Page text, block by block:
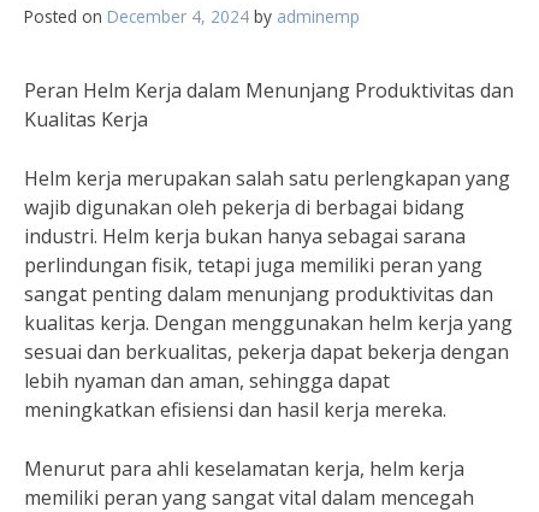
Posted on December 4, 2024 by adminemp
Peran Helm Kerja dalam Menunjang Produktivitas dan
Kualitas Kerja
Helm kerja merupakan salah satu perlengkapan yang
wajib digunakan oleh pekerja di berbagai bidang
industri. Helm kerja bukan hanya sebagai sarana
perlindungan fisik, tetapi juga memiliki peran yang
sangat penting dalam menunjang produktivitas dan
kualitas kerja. Dengan menggunakan helm kerja yang
sesuai dan berkualitas, pekerja dapat bekerja dengan
lebih nyaman dan aman, sehingga dapat
meningkatkan efisiensi dan hasil kerja mereka.
Menurut para ahli keselamatan kerja, helm kerja
memiliki peran yang sangat vital dalam mencegah